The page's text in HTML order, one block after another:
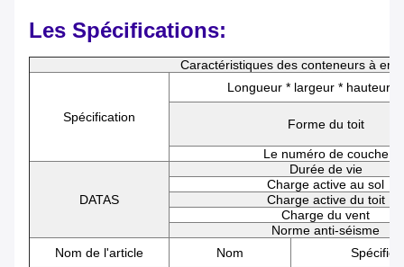
Les Spécifications:
Caractéristiques des conteneurs à
Spécification
Longueur * largeur * hauteur
Forme du toit
Le numéro de couche
DATAS
Durée de vie
Charge active au sol
Charge active du toit
Charge du vent
Norme anti-séisme
Nom de l'article
Nom